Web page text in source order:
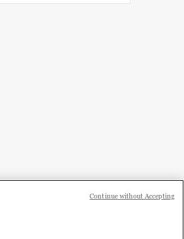
Continue without Accepting